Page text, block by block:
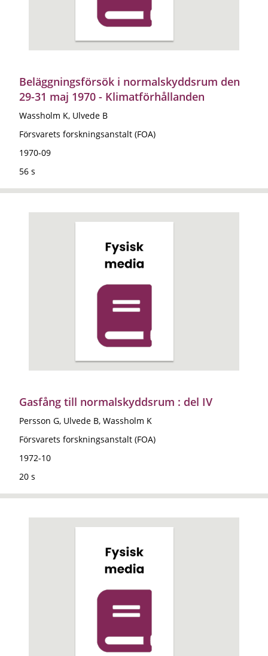
Beläggningsförsök i normalskyddsrum den
29-31 maj 1970 - Klimatförhållanden
Wassholm K, Ulvede B
Försvarets forskningsanstalt (FOA)
1970-09
56 s
Gasfång till normalskyddsrum : del IV
Persson G, Ulvede B, Wassholm K
Försvarets forskningsanstalt (FOA)
1972-10
20 s